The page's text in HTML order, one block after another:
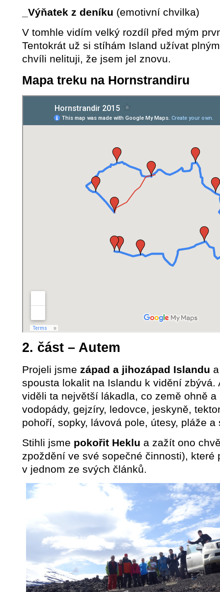
_Výňatek z deníku (emotivní chvilka)
V tomhle vidím velký rozdíl před mým
Tentokrát už si stíhám Island užívat
chvíli nelituji, že jsem jel znovu.
Mapa treku na Hornstrandiru
2. část – Autem
Projeli jsme západ a jihozápad Islandu
spousta lokalit na Islandu k vidění zbývá.
viděli ta největší lákadla, co země ohně
vodopády, gejzíry, ledovce, jeskyně,
pohoří, sopky, lávová pole, útesy, pláže
Stihli jsme pokořit Heklu a zažít ono
zpoždění ve své sopečné činnosti), které
v jednom ze svých článků.